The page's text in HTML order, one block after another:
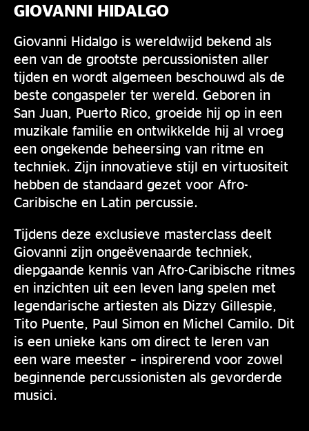
GIOVANNI HIDALGO
Giovanni Hidalgo is wereldwijd bekend als
een van de grootste percussionisten aller
tijden en wordt algemeen beschouwd als de
beste congaspeler ter wereld. Geboren in
San Juan, Puerto Rico, groeide hij op in een
muzikale familie en ontwikkelde hij al vroeg
een ongekende beheersing van ritme en
techniek. Zijn innovatieve stijl en virtuositeit
hebben de standaard gezet voor Afro-
Caribische en Latin percussie.
Tijdens deze exclusieve masterclass deelt
Giovanni zijn ongeëvenaarde techniek,
diepgaande kennis van Afro-Caribische ritmes
en inzichten uit een leven lang spelen met
legendarische artiesten als Dizzy Gillespie,
Tito Puente, Paul Simon en Michel Camilo. Dit
is een unieke kans om direct te leren van
een ware meester – inspirerend voor zowel
beginnende percussionisten als gevorderde
musici.